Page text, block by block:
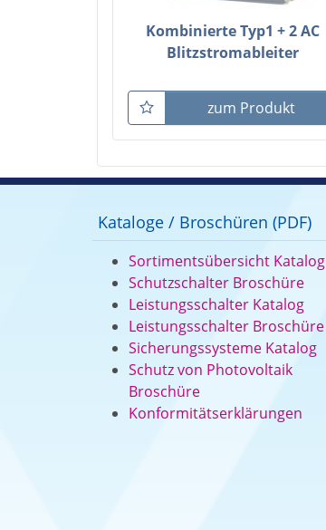
Kombinierte Typ1 + 2 AC
Blitzstromableiter
zum Produkt
Kataloge / Broschüren (PDF)
Sortimentsübersicht Katalog
Schutzschalter Broschüre
Leistungsschalter Katalog
Leistungsschalter Broschüre
Sicherungssysteme Katalog
Schutz von Photovoltaik
Broschüre
Konformitätserklärungen